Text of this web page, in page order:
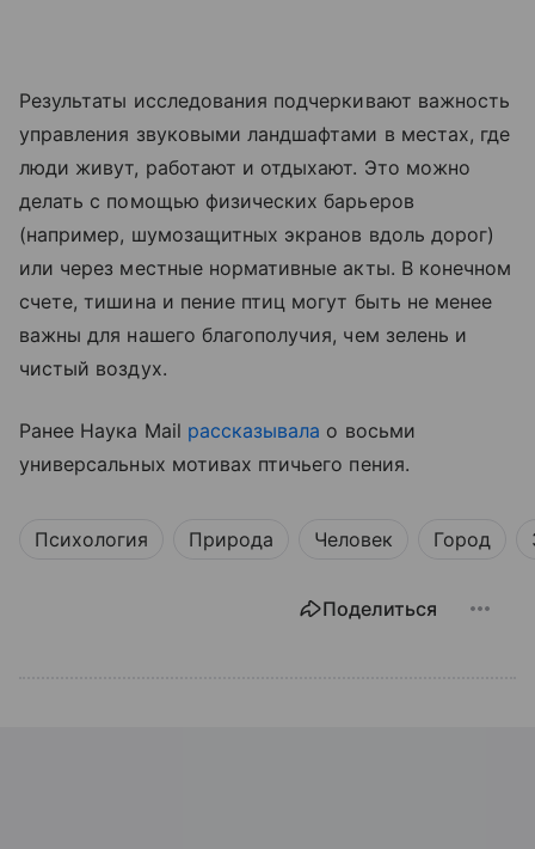
Результаты исследования подчеркивают важность
управления звуковыми ландшафтами в местах, где
люди живут, работают и отдыхают. Это можно
делать с помощью физических барьеров
(например, шумозащитных экранов вдоль дорог)
или через местные нормативные акты. В конечном
счете, тишина и пение птиц могут быть не менее
важны для нашего благополучия, чем зелень и
чистый воздух.
Ранее Наука Mail рассказывала о восьми
универсальных мотивах птичьего пения.
Психология Природа Человек Город
Поделиться